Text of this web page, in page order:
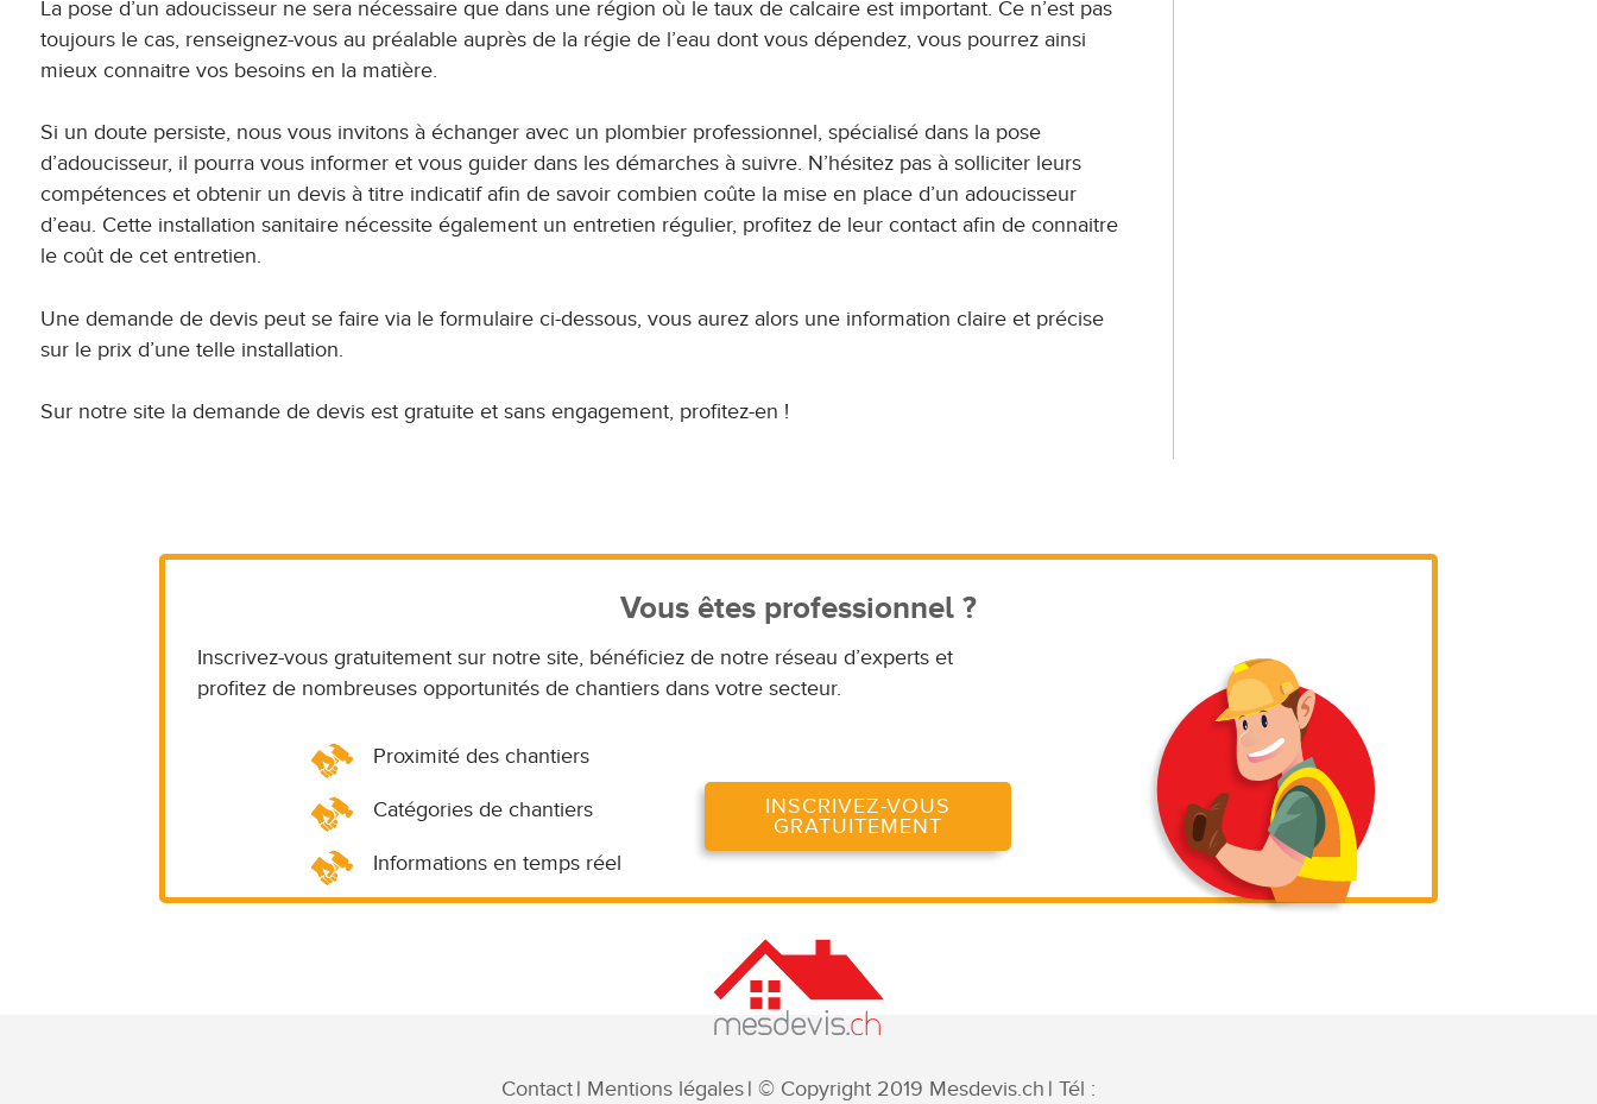
La pose d’un adoucisseur ne sera nécessaire que dans une région où le taux de calcaire est important. Ce n’est pas
toujours le cas, renseignez-vous au préalable auprès de la régie de l’eau dont vous dépendez, vous pourrez ainsi
mieux connaitre vos besoins en la matière.
Si un doute persiste, nous vous invitons à échanger avec un plombier professionnel, spécialisé dans la pose
d’adoucisseur, il pourra vous informer et vous guider dans les démarches à suivre. N’hésitez pas à solliciter leurs
compétences et obtenir un devis à titre indicatif afin de savoir combien coûte la mise en place d’un adoucisseur
d’eau. Cette installation sanitaire nécessite également un entretien régulier, profitez de leur contact afin de connaitre
le coût de cet entretien.
Une demande de devis peut se faire via le formulaire ci-dessous, vous aurez alors une information claire et précise
sur le prix d’une telle installation.
Sur notre site la demande de devis est gratuite et sans engagement, profitez-en !
Vous êtes professionnel ?
Inscrivez-vous gratuitement sur notre site, bénéficiez de notre réseau d’experts et
profitez de nombreuses opportunités de chantiers dans votre secteur.
Proximité des chantiers
Catégories de chantiers
Informations en temps réel
INSCRIVEZ-VOUS
GRATUITEMENT
Contact Mentions légales © Copyright 2019 Mesdevis.ch Tél :